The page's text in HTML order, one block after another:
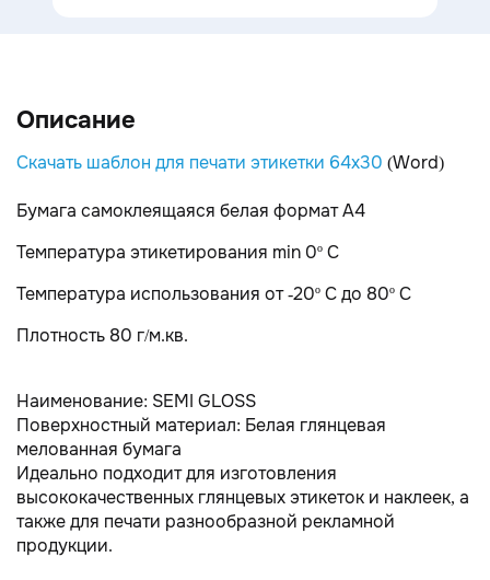
Описание
Скачать шаблон для печати этикетки 64х30 (Word)
Бумага самоклеящаяся белая формат А4
Температура этикетирования min 0º С
Температура использования от -20º С до 80º С
Плотность 80 г/м.кв.
Наименование: SEMI GLOSS
Поверхностный материал: Белая глянцевая
мелованная бумага
Идеально подходит для изготовления
высококачественных глянцевых этикеток и наклеек, а
также для печати разнообразной рекламной
продукции.